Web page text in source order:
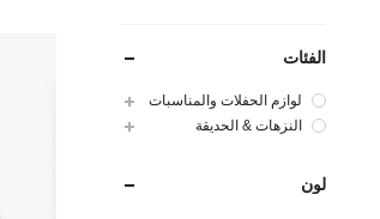
الفئات
لوازم الحفلات والمناسبات
النزهات & الحديقة
لون